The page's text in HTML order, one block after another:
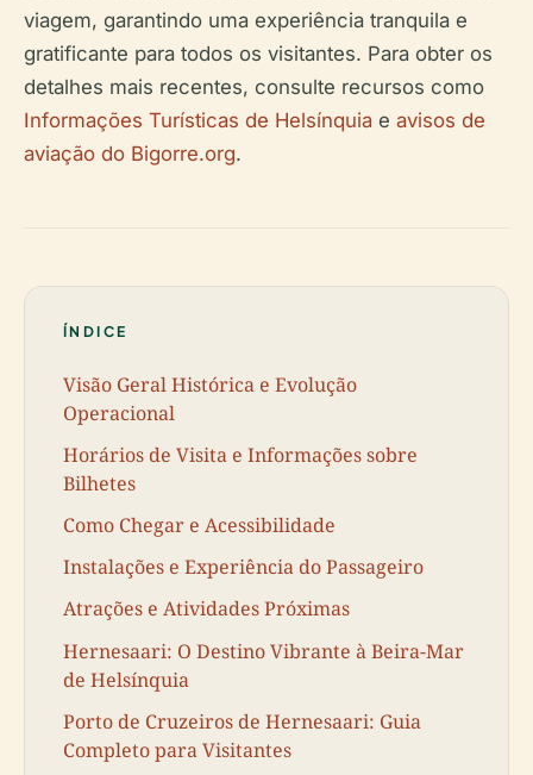
viagem, garantindo uma experiência tranquila e
gratificante para todos os visitantes. Para obter os
detalhes mais recentes, consulte recursos como
Informações Turísticas de Helsínquia e avisos de
aviação do Bigorre.org.
ÍNDICE
Visão Geral Histórica e Evolução
Operacional
Horários de Visita e Informações sobre
Bilhetes
Como Chegar e Acessibilidade
Instalações e Experiência do Passageiro
Atrações e Atividades Próximas
Hernesaari: O Destino Vibrante à Beira-Mar
de Helsínquia
Porto de Cruzeiros de Hernesaari: Guia
Completo para Visitantes